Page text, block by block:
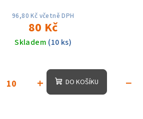
96,80 Kč včetně DPH
80 Kč
Skladem (10 ks)
+ DO KOŠÍKU −